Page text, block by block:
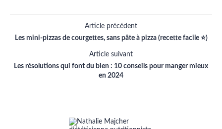
Article précédent
Les mini-pizzas de courgettes, sans pâte à pizza (recette facile ⭐)
Article suivant
Les résolutions qui font du bien : 10 conseils pour manger mieux
en 2024